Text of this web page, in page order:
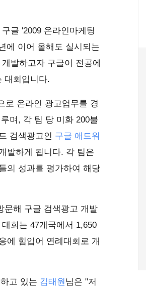
글 '2009 온라인마케팅
에 이어 올해도 실시되는
발하고자 구글이 전공에
대회입니다.
로 온라인 광고업무를 경
며, 각 팀 당 미화 200불
검색광고인 구글 애드워
발하게 됩니다. 각 팀은
의 성과를 평가하여 해당
문해 구글 검색광고 개발
회는 47개국에서 1,650
에 힘입어 연례대회로 개
고 있는 김태원 님은 "저